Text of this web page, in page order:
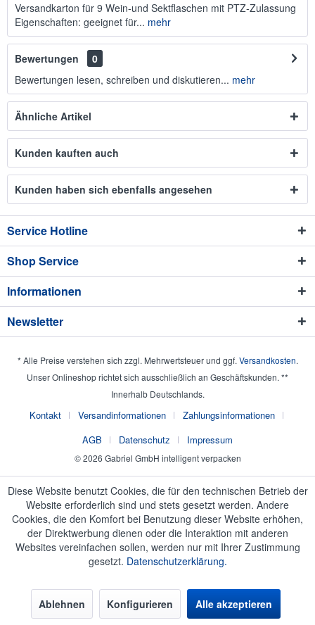
Versandkarton für 9 Wein-und Sektflaschen mit PTZ-Zulassung
Eigenschaften: geeignet für... mehr
Bewertungen
0
Bewertungen lesen, schreiben und diskutieren... mehr
Ähnliche Artikel
Kunden kauften auch
Kunden haben sich ebenfalls angesehen
Service Hotline
Shop Service
Informationen
Newsletter
* Alle Preise verstehen sich zzgl. Mehrwertsteuer und ggf. Versandkosten.
Unser Onlineshop richtet sich ausschließlich an Geschäftskunden. **
Innerhalb Deutschlands.
Kontakt Versandinformationen
Zahlungsinformationen
AGB
Datenschutz Impressum
© 2026 Gabriel GmbH intelligent verpacken
Diese Website benutzt Cookies, die für den technischen Betrieb der
Website erforderlich sind und stets gesetzt werden. Andere
Cookies, die den Komfort bei Benutzung dieser Website erhöhen,
der Direktwerbung dienen oder die Interaktion mit anderen
Websites vereinfachen sollen, werden nur mit Ihrer Zustimmung
gesetzt. Datenschutzerklärung.
Ablehnen Konfigurieren Alle akzeptieren